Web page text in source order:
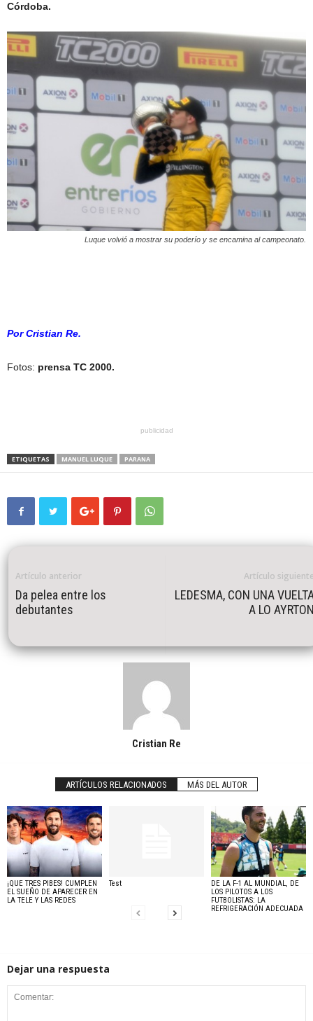
Córdoba.
Luque volvió a mostrar su poderío y se encamina al campeonato.
Por Cristian Re.
Fotos: prensa TC 2000.
publicidad
ETIQUETAS MANUEL LUQUE PARANA
Artículo anterior
Da pelea entre los
debutantes
Artículo
LEDESMA, CON UNA
A LO
Cristian Re
ARTÍCULOS RELACIONADOS MÁS DEL AUTOR
¡QUE TRES PIBES! CUMPLEN
EL SUEÑO DE APARECER EN
LA TELE Y LAS REDES
Test
DE LA F-1 AL MUNDIAL, DE
LOS PILOTOS A LOS
FUTBOLISTAS: LA
REFRIGERACIÓN ADECUADA
Dejar una respuesta